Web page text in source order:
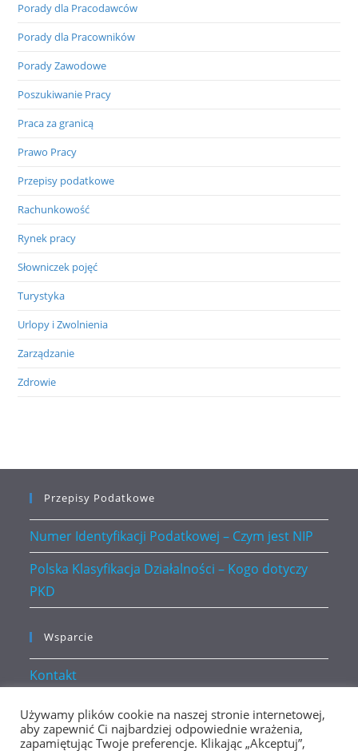
Porady dla Pracodawców
Porady dla Pracowników
Porady Zawodowe
Poszukiwanie Pracy
Praca za granicą
Prawo Pracy
Przepisy podatkowe
Rachunkowość
Rynek pracy
Słowniczek pojęć
Turystyka
Urlopy i Zwolnienia
Zarządzanie
Zdrowie
Przepisy Podatkowe
Numer Identyfikacji Podatkowej – Czym jest NIP
Polska Klasyfikacja Działalności – Kogo dotyczy
PKD
Wsparcie
Kontakt
Polityka prywatności
Używamy plików cookie na naszej stronie internetowej,
aby zapewnić Ci najbardziej odpowiednie wrażenia,
zapamiętując Twoje preferencje. Klikając „Akceptuj”,